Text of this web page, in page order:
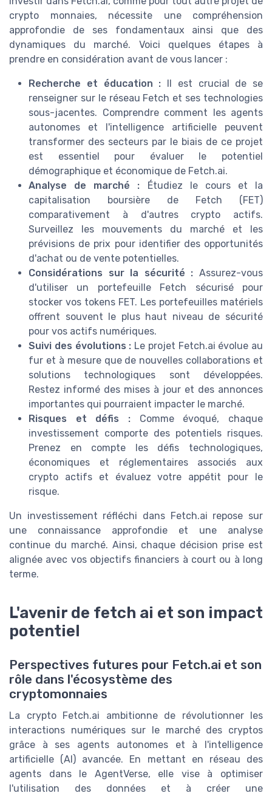
crypto monnaies, nécessite une compréhension
approfondie de ses fondamentaux ainsi que des
dynamiques du marché. Voici quelques étapes à
prendre en considération avant de vous lancer :
Recherche et éducation : Il est crucial de se
renseigner sur le réseau Fetch et ses technologies
sous-jacentes. Comprendre comment les agents
autonomes et l'intelligence artificielle peuvent
transformer des secteurs par le biais de ce projet
est essentiel pour évaluer le potentiel
démographique et économique de Fetch.ai.
Analyse de marché : Étudiez le cours et la
capitalisation boursière de Fetch (FET)
comparativement à d'autres crypto actifs.
Surveillez les mouvements du marché et les
prévisions de prix pour identifier des opportunités
d'achat ou de vente potentielles.
Considérations sur la sécurité : Assurez-vous
d'utiliser un portefeuille Fetch sécurisé pour
stocker vos tokens FET. Les portefeuilles matériels
offrent souvent le plus haut niveau de sécurité
pour vos actifs numériques.
Suivi des évolutions : Le projet Fetch.ai évolue au
fur et à mesure que de nouvelles collaborations et
solutions technologiques sont développées.
Restez informé des mises à jour et des annonces
importantes qui pourraient impacter le marché.
Risques et défis : Comme évoqué, chaque
investissement comporte des potentiels risques.
Prenez en compte les défis technologiques,
économiques et réglementaires associés aux
crypto actifs et évaluez votre appétit pour le
risque.
Un investissement réfléchi dans Fetch.ai repose sur
une connaissance approfondie et une analyse
continue du marché. Ainsi, chaque décision prise est
alignée avec vos objectifs financiers à court ou à long
terme.
L'avenir de fetch ai et son impact
potentiel
Perspectives futures pour Fetch.ai et son
rôle dans l'écosystème des
cryptomonnaies
La crypto Fetch.ai ambitionne de révolutionner les
interactions numériques sur le marché des cryptos
grâce à ses agents autonomes et à l'intelligence
artificielle (AI) avancée. En mettant en réseau des
agents dans le AgentVerse, elle vise à optimiser
l'utilisation des données et à créer une